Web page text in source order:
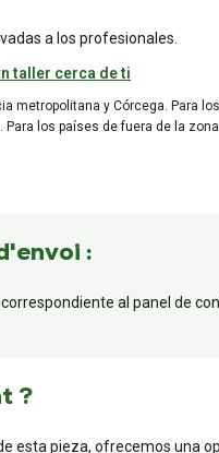
a los profesionales.
taller cerca de ti
metropolitana y Córcega. Para
los países de fuera de la
:
al panel de
?
esta pieza, ofrecemos una